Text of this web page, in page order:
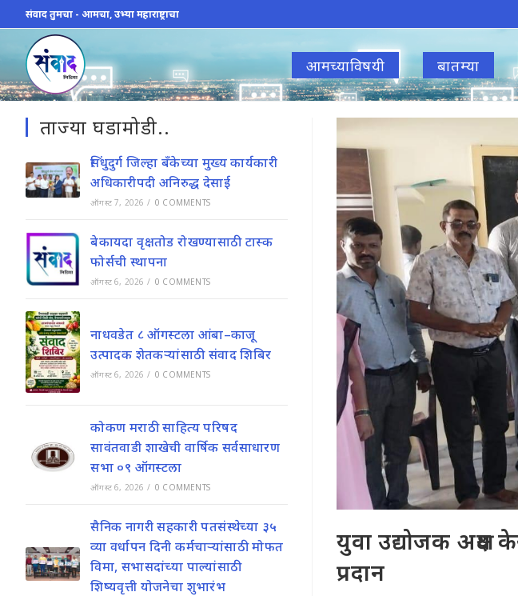
to
content
संवाद तुमचा - आमचा, उभ्या महाराष्ट्राचा
आमच्याविषयी बातम्या
युवा उद्योजक अक्षय
प्रदान
ताज्या घडामोडी..
सिंधुदुर्ग जिल्हा बँकेच्या मुख्य कार्यकारी
अधिकारीपदी अनिरुद्ध देसाई
ऑगस्ट 7, 2026 / 0 COMMENTS
बेकायदा वृक्षतोड रोखण्यासाठी टास्क
फोर्सची स्थापना
ऑगस्ट 6, 2026 / 0 COMMENTS
नाधवडेत ८ ऑगस्टला आंबा–काजू
उत्पादक शेतकऱ्यांसाठी संवाद शिबिर
ऑगस्ट 6, 2026 / 0 COMMENTS
कोकण मराठी साहित्य परिषद
सावंतवाडी शाखेची वार्षिक सर्वसाधारण
सभा ०९ ऑगस्टला
ऑगस्ट 6, 2026 / 0 COMMENTS
सैनिक नागरी सहकारी पतसंस्थेच्या ३५
व्या वर्धापन दिनी कर्मचाऱ्यांसाठी मोफत
विमा, सभासदांच्या पाल्यांसाठी
शिष्यवृत्ती योजनेचा शुभारंभ